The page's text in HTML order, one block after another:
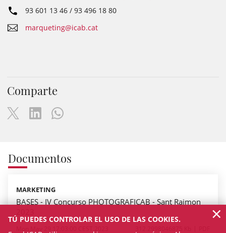
93 601 13 46 / 93 496 18 80
marqueting@icab.cat
Comparte
Documentos
MARKETING
BASES - IV Concurso PHOTOGRAFICAB - Sant Raimon
TÚ PUEDES CONTROLAR EL USO DE LAS COOKIES.
×